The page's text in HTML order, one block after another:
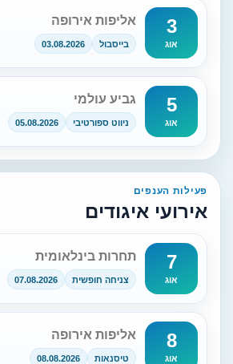
3
אוג
אליפות אירופה
בייסבול 03.08.2026
5
אוג
גביע עולמי
ניווט ספורטיבי 05.08.2026
פעילות הענפים
אירועי איגודים
7
אוג
תחרות בינלאומית
צניחה חופשית 07.08.2026
8
אוג
אליפות אירופה
טיסנאות 08.08.2026